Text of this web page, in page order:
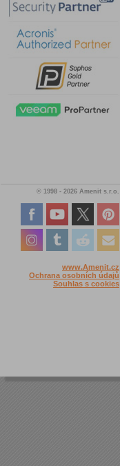
© 1998 - 2026 Amenit s.r.o.
www.Amenit.cz
Ochrana osobních údajů
Souhlas s cookies